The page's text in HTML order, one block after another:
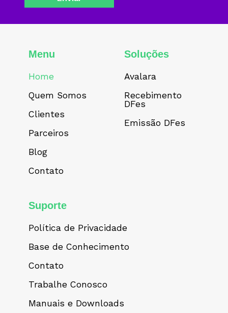
Menu
Home
Quem Somos
Clientes
Parceiros
Blog
Contato
Soluções
Avalara
Recebimento
DFes
Emissão DFes
Suporte
Política de Privacidade
Base de Conhecimento
Contato
Trabalhe Conosco
Manuais e Downloads